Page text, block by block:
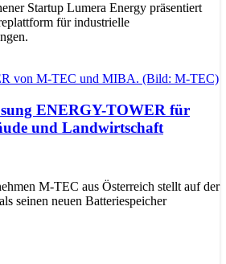
Startup Lumera Energy präsentiert
für industrielle
ENERGY-TOWER für
und Landwirtschaft
M-TEC aus Österreich stellt auf der
seinen neuen Batteriespeicher